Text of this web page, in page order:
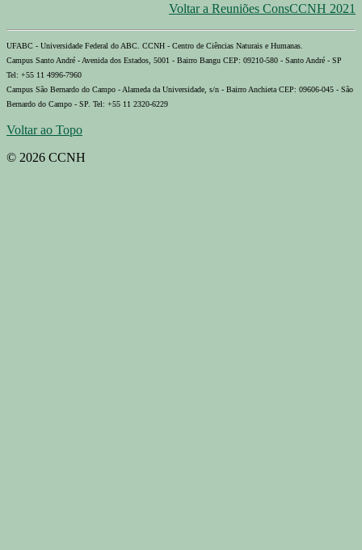
Voltar a Reuniões ConsCCNH 2021
UFABC - Universidade Federal do ABC. CCNH - Centro de Ciências Naturais e Humanas.
Campus Santo André - Avenida dos Estados, 5001 - Bairro Bangu CEP: 09210-580 - Santo André - SP
Tel: +55 11 4996-7960
Campus São Bernardo do Campo - Alameda da Universidade, s/n - Bairro Anchieta CEP: 09606-045 - São
Bernardo do Campo - SP. Tel: +55 11 2320-6229
Voltar ao Topo
© 2026 CCNH